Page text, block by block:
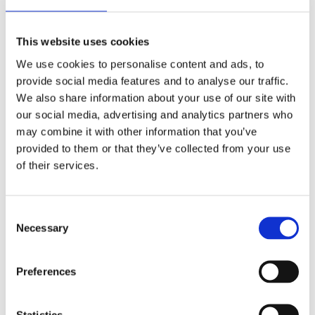
This website uses cookies
We use cookies to personalise content and ads, to
provide social media features and to analyse our traffic.
We also share information about your use of our site with
our social media, advertising and analytics partners who
may combine it with other information that you’ve
provided to them or that they’ve collected from your use
of their services.
Selection
Necessary
Preferences
Układ kierowniczy
UKŁAD KIEROWNICZY DORENAULT
DUSTER